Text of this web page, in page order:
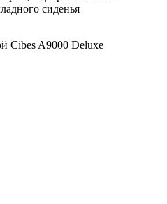
сиденья
Cibes A9000 Deluxe